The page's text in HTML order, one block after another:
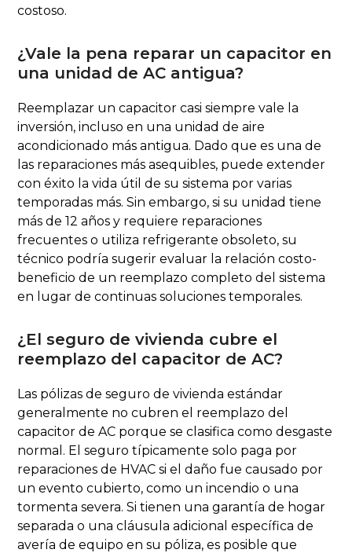
costoso.
¿Vale la pena reparar un capacitor en
una unidad de AC antigua?
Reemplazar un capacitor casi siempre vale la
inversión, incluso en una unidad de aire
acondicionado más antigua. Dado que es una de
las reparaciones más asequibles, puede extender
con éxito la vida útil de su sistema por varias
temporadas más. Sin embargo, si su unidad tiene
más de 12 años y requiere reparaciones
frecuentes o utiliza refrigerante obsoleto, su
técnico podría sugerir evaluar la relación costo-
beneficio de un reemplazo completo del sistema
en lugar de continuas soluciones temporales.
¿El seguro de vivienda cubre el
reemplazo del capacitor de AC?
Las pólizas de seguro de vivienda estándar
generalmente no cubren el reemplazo del
capacitor de AC porque se clasifica como desgaste
normal. El seguro típicamente solo paga por
reparaciones de HVAC si el daño fue causado por
un evento cubierto, como un incendio o una
tormenta severa. Si tienen una garantía de hogar
separada o una cláusula adicional específica de
avería de equipo en su póliza, es posible que